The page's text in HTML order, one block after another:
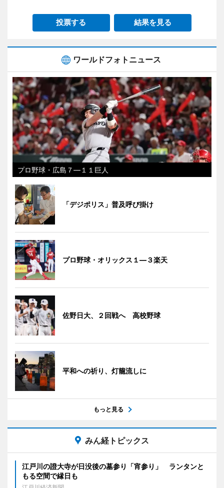
投票する 結果を見る
ワールドフォトニュース
プロ野球・広島７―１１巨人
「デジポリス」普及呼び掛け
プロ野球・オリックス１―３楽天
佐野日大、２回戦へ 高校野球
平和への祈り、灯籠流しに
もっと見る
みん経トピックス
江戸川の證大寺が日没後の墓参り「宵参り」 ランタンと
もる空間で縁日も